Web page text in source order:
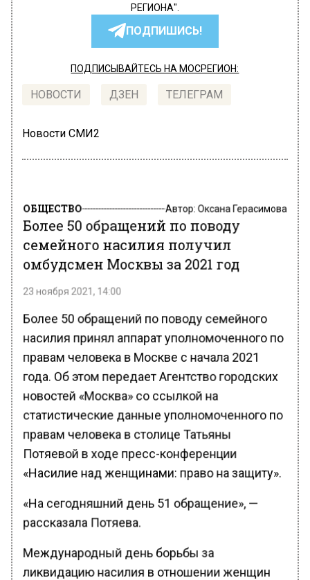
РЕГИОНА".
ПОДПИШИСЬ!
ПОДПИСЫВАЙТЕСЬ НА МОСРЕГИОН:
НОВОСТИ ДЗЕН ТЕЛЕГРАМ
Новости СМИ2
ОБЩЕСТВО Автор: Оксана Герасимова
Более 50 обращений по поводу
семейного насилия получил
омбудсмен Москвы за 2021 год
23 ноября 2021, 14:00
Более 50 обращений по поводу семейного
насилия принял аппарат уполномоченного по
правам человека в Москве с начала 2021
года. Об этом передает Агентство городских
новостей «Москва» со ссылкой на
статистические данные уполномоченного по
правам человека в столице Татьяны
Потяевой в ходе пресс-конференции
«Насилие над женщинами: право на защиту».
«На сегодняшний день 51 обращение», —
рассказала Потяева.
Международный день борьбы за
ликвидацию насилия в отношении женщин